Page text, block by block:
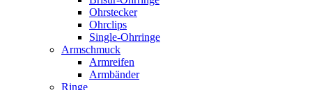
Ohrstecker
Ohrclips
Single-Ohrringe
Armschmuck
Armreifen
Armbänder
Ringe